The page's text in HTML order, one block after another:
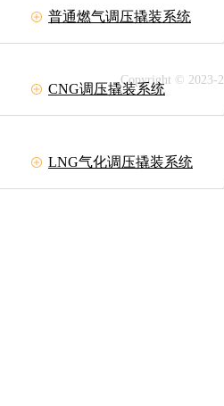
普通燃气调压撬装系统
CNG调压撬装系统
LNG气化调压撬装系统
Copyright © 2023-